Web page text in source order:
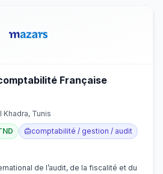
Française
Khadra, Tunis
comptabilité / gestion / audit
de l’audit, de la fiscalité et du